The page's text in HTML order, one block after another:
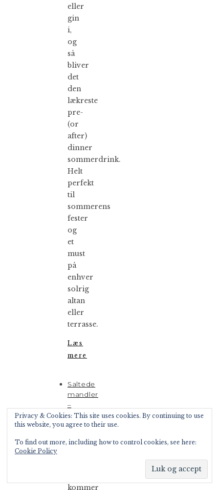
eller
gin
i,
og
så
bliver
det
den
lækreste
pre-
(or
after)
dinner
sommerdrink.
Helt
perfekt
til
sommerens
fester
og
et
must
på
enhver
solrig
altan
eller
terrasse.
Læs
mere
Saltede
mandler
–
en
lækker
snack!
kommer
Privacy & Cookies: This site uses cookies. By continuing to use
this website, you agree to their use.
To find out more, including how to control cookies, see here:
Cookie Policy